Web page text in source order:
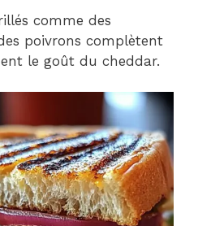
comme des
poivrons complètent
le goût du cheddar.